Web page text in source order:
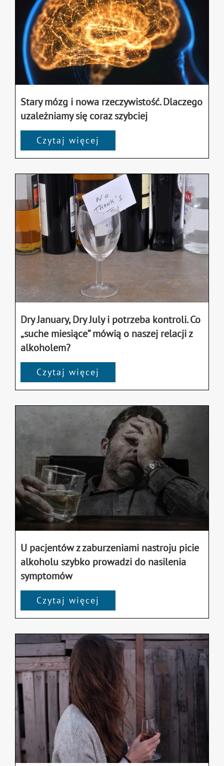
Stary mózg i nowa rzeczywistość. Dlaczego
uzależniamy się coraz szybciej
Czytaj więcej
Dry January, Dry July i potrzeba kontroli. Co
„suche miesiące” mówią o naszej relacji z
alkoholem?
Czytaj więcej
U pacjentów z zaburzeniami nastroju picie
alkoholu szybko prowadzi do nasilenia
symptomów
Czytaj więcej